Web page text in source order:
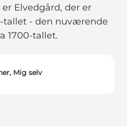
Elvedgård, der er
tallet - den nuværende
1700-tallet.
Mig selv